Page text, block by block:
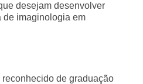
desejam desenvolver
de imaginologia em
de graduação